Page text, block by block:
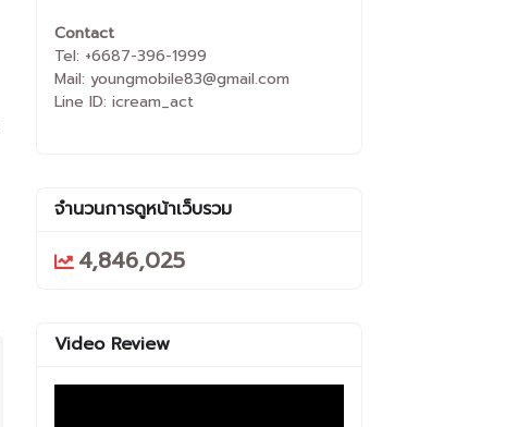
Contact
Tel: +6687-396-1999
Mail: youngmobile83@gmail.com
Line ID: icream_act
จำนวนการดูหน้าเว็บรวม
4,846,025
Video Review